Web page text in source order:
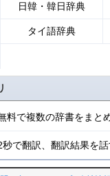
日韓・韓日辞典
タイ語辞典
料で複数の辞書をまと
で翻訳、翻訳結果を